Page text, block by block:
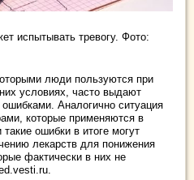
испытывать тревогу. Фото:
люди пользуются при
условиях, часто выдают
Аналогично ситуация
которые применяются в
ошибки в итоге могут
лекарств для понижения
фактически в них не